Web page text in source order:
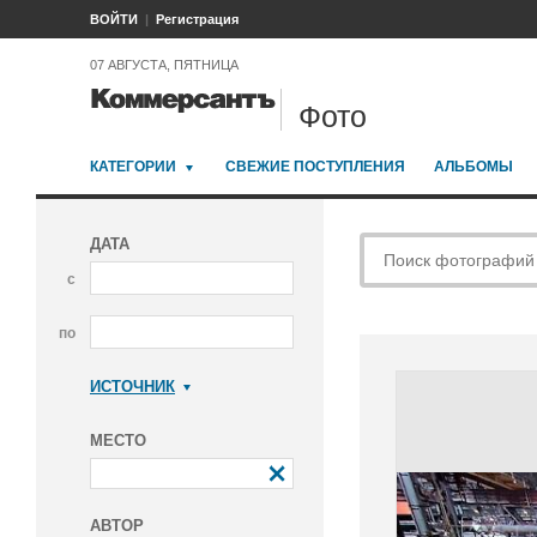
ВОЙТИ Регистрация
07 АВГУСТА, ПЯТНИЦА
Фото
КАТЕГОРИИ СВЕЖИЕ ПОСТУПЛЕНИЯ АЛЬБОМЫ
ДАТА
с
по
ИСТОЧНИК
МЕСТО
АВТОР